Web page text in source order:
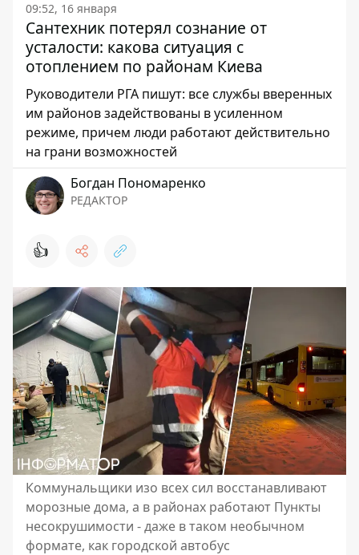
09:52, 16 января
Сантехник потерял сознание от
усталости: какова ситуация с
отоплением по районам Киева
Руководители РГА пишут: все службы вверенных
им районов задействованы в усиленном
режиме, причем люди работают действительно
на грани возможностей
Богдан Пономаренко
РЕДАКТОР
👍
Коммунальщики изо всех сил восстанавливают
морозные дома, а в районах работают Пункты
несокрушимости - даже в таком необычном
формате, как городской автобус